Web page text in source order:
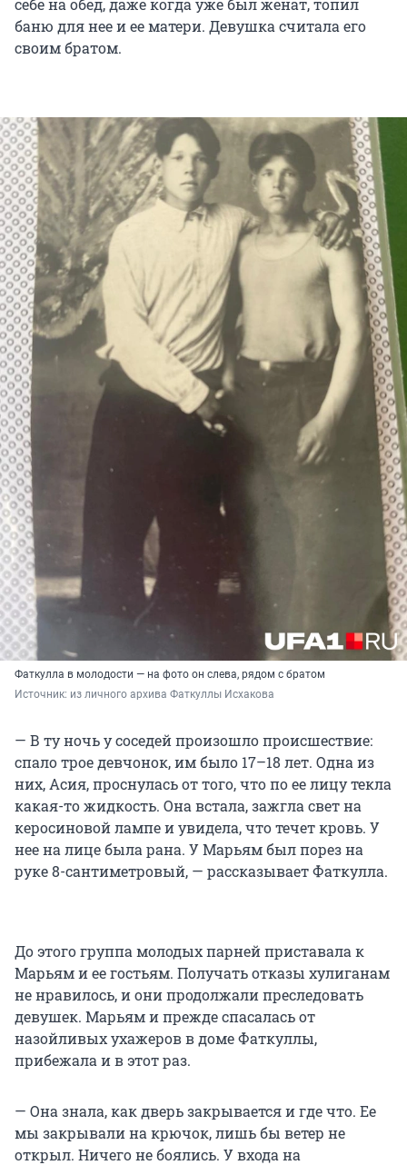
себе на обед, даже когда уже был женат, топил
баню для нее и ее матери. Девушка считала его
своим братом.
Фаткулла в молодости — на фото он слева, рядом с братом
Источник: из личного архива Фаткуллы Исхакова
— В ту ночь у соседей произошло происшествие:
спало трое девчонок, им было 17–18 лет. Одна из
них, Асия, проснулась от того, что по ее лицу текла
какая-то жидкость. Она встала, зажгла свет на
керосиновой лампе и увидела, что течет кровь. У
нее на лице была рана. У Марьям был порез на
руке 8-сантиметровый, — рассказывает Фаткулла.
До этого группа молодых парней приставала к
Марьям и ее гостьям. Получать отказы хулиганам
не нравилось, и они продолжали преследовать
девушек. Марьям и прежде спасалась от
назойливых ухажеров в доме Фаткуллы,
прибежала и в этот раз.
— Она знала, как дверь закрывается и где что. Ее
мы закрывали на крючок, лишь бы ветер не
открыл. Ничего не боялись. У входа на